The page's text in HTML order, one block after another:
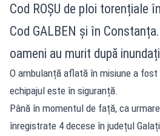
Cod ROȘU de ploi torențiale
Cod GALBEN și în
oameni au murit după
O ambulanță aflată în misiune a fost
echipajul este în siguranță.
Până în momentul de față, ca
înregistrate 4 decese în județul